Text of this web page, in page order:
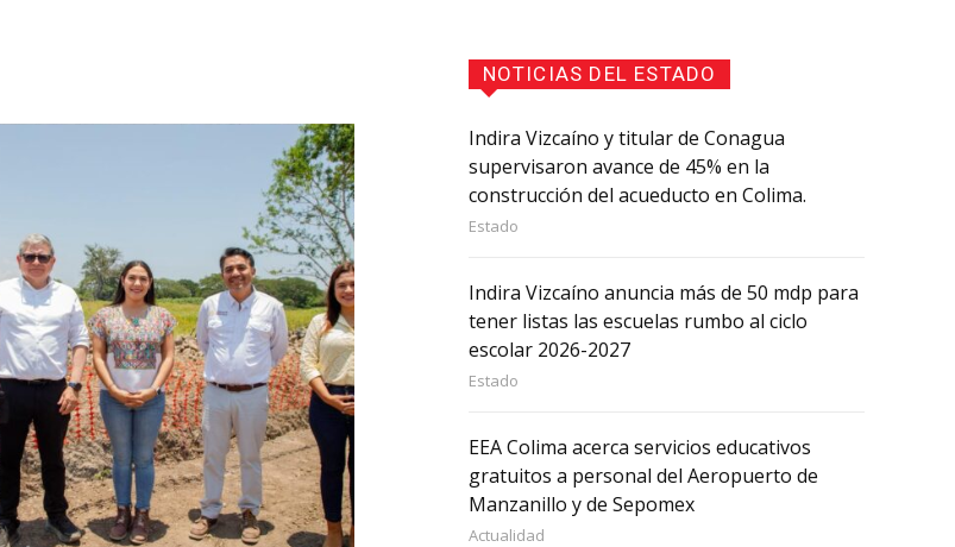
NOTICIAS DEL ESTADO
Indira Vizcaíno y titular de Conagua
supervisaron avance de 45% en la
construcción del acueducto en Colima.
Estado
Indira Vizcaíno anuncia más de 50 mdp para
tener listas las escuelas rumbo al ciclo
escolar 2026-2027
Estado
EEA Colima acerca servicios educativos
gratuitos a personal del Aeropuerto de
Manzanillo y de Sepomex
Actualidad